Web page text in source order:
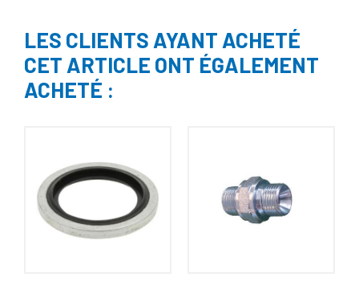
LES CLIENTS AYANT ACHETÉ
CET ARTICLE ONT ÉGALEMENT
ACHETÉ :